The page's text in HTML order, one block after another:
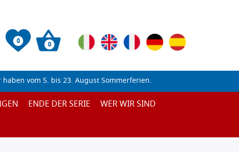
0 0
vom 5. bis 23. August Sommerferien.
ENDE DER SERIE
WER WIR SIND